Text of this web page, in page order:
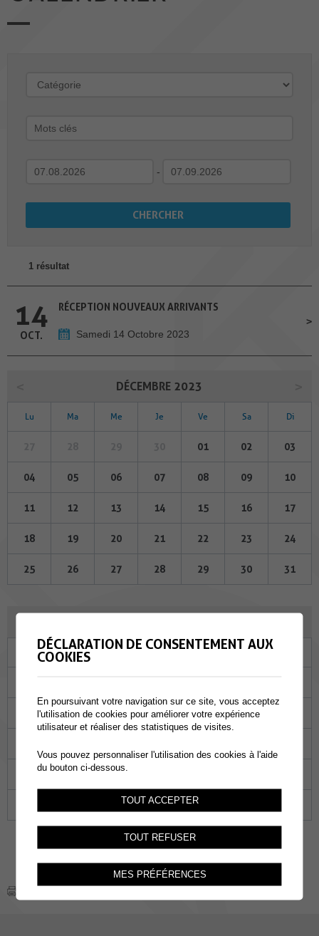
-
1 résultat
14
OCT.
RÉCEPTION NOUVEAUX ARRIVANTS
Samedi 14 Octobre 2023
DÉCEMBRE 2023
Lu Ma Me Je Ve Sa Di
01 02 03
04 05 06 07 08 09 10
11 12 13 14 15 16 17
18 19 20 21 22 23 24
25 26 27 28 29 30 31
Ma Me Je Ve Sa
09 10 11 12 13
23 24
01 02
DÉCLARATION DE CONSENTEMENT AUX
COOKIES
En poursuivant votre navigation sur ce site, vous acceptez
l'utilisation de cookies pour améliorer votre expérience
utilisateur et réaliser des statistiques de visites.
Vous pouvez personnaliser l'utilisation des cookies à l'aide
du bouton ci-dessous.
TOUT ACCEPTER
TOUT REFUSER
MES PRÉFÉRENCES